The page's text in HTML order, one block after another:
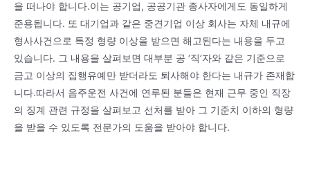
을 떠나야 합니다.이는 공기업, 공공기관 종사자에게도 동일하게
준용됩니다. 또 대기업과 같은 중견기업 이상 회사는 자체 내규에
형사사건으로 특정 형량 이상을 받으면 해고된다는 내용을 두고
있습니다. 그 내용을 살펴보면 대부분 공 ‘직’자와 같은 기준으로
금고 이상의 집행유예만 받더라도 퇴사해야 한다는 내규가 존재합
니다.따라서 음주운전 사건에 연루된 분들은 현재 근무 중인 직장
의 징계 관련 규정을 살펴보고 선처를 받아 그 기준치 이하의 형량
을 받을 수 있도록 전문가의 도움을 받아야 합니다.